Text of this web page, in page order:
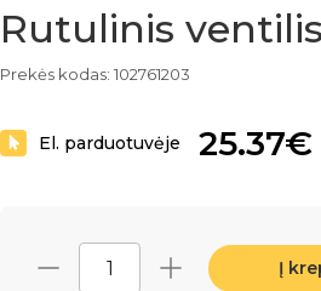
Rutulinis
Prekės kodas: 102761203
El. parduotuvėje
Į